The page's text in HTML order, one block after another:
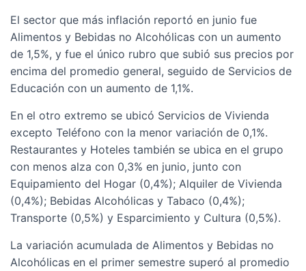
El sector que más inflación reportó en junio fue
Alimentos y Bebidas no Alcohólicas con un aumento
de 1,5%, y fue el único rubro que subió sus precios por
encima del promedio general, seguido de Servicios de
Educación con un aumento de 1,1%.
En el otro extremo se ubicó Servicios de Vivienda
excepto Teléfono con la menor variación de 0,1%.
Restaurantes y Hoteles también se ubica en el grupo
con menos alza con 0,3% en junio, junto con
Equipamiento del Hogar (0,4%); Alquiler de Vivienda
(0,4%); Bebidas Alcohólicas y Tabaco (0,4%);
Transporte (0,5%) y Esparcimiento y Cultura (0,5%).
La variación acumulada de Alimentos y Bebidas no
Alcohólicas en el primer semestre superó al promedio